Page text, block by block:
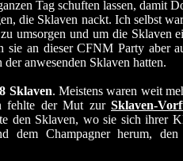
Tag schuften lassen, damit
die Sklaven nackt. Ich selbst
umsorgen und um die Sklaven
sie an dieser CFNM Party aber
anwesenden Sklaven hatten.
8 Sklaven. Meistens waren weit
fehlte der Mut zur Sklaven-
den Sklaven, wo sie sich ihrer
dem Champagner herum,